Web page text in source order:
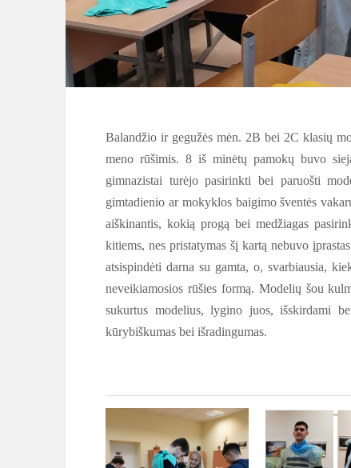
Balandžio ir gegužės mėn. 2B bei 2C klasių
meno rūšimis. 8 iš minėtų pamokų buvo
gimnazistai turėjo pasirinkti bei paruošti
gimtadienio ar mokyklos baigimo šventės
aiškinantis, kokią progą bei medžiagas
kitiems, nes pristatymas šį kartą nebuvo
atsispindėti darna su gamta, o, svarbiausia,
neveikiamosios rūšies formą. Modelių šou
sukurtus modelius, lygino juos, išskirdami
kūrybiškumas bei išradingumas.